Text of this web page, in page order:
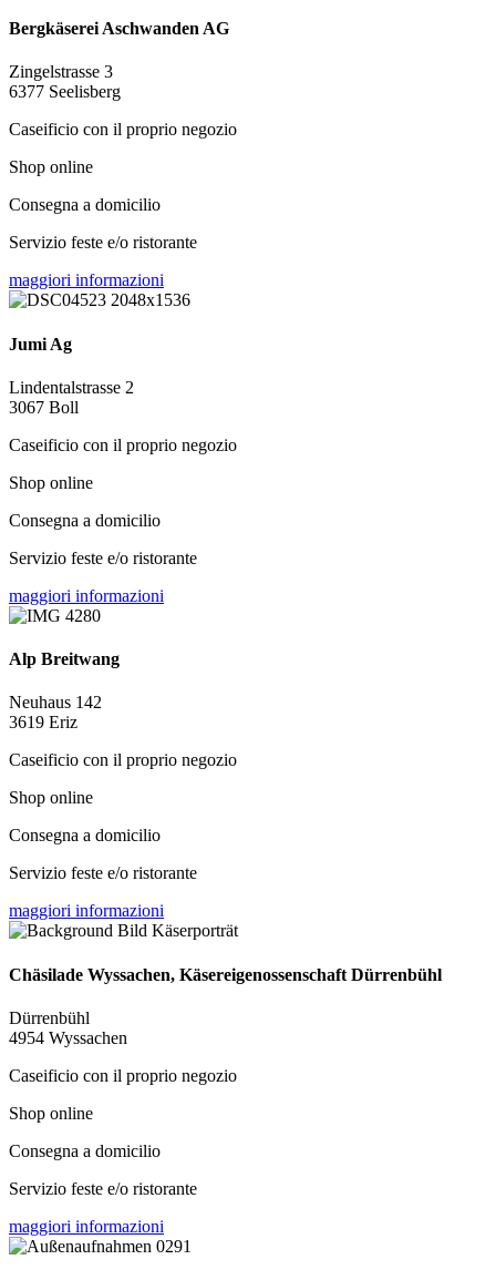
Bergkäserei Aschwanden AG
Zingelstrasse 3
6377 Seelisberg
Caseificio con il proprio negozio
Shop online
Consegna a domicilio
Servizio feste e/o ristorante
maggiori informazioni
Jumi Ag
Lindentalstrasse 2
3067 Boll
Caseificio con il proprio negozio
Shop online
Consegna a domicilio
Servizio feste e/o ristorante
maggiori informazioni
Alp Breitwang
Neuhaus 142
3619 Eriz
Caseificio con il proprio negozio
Shop online
Consegna a domicilio
Servizio feste e/o ristorante
maggiori informazioni
Chäsilade Wyssachen, Käsereigenossenschaft Dürrenbühl
Dürrenbühl
4954 Wyssachen
Caseificio con il proprio negozio
Shop online
Consegna a domicilio
Servizio feste e/o ristorante
maggiori informazioni